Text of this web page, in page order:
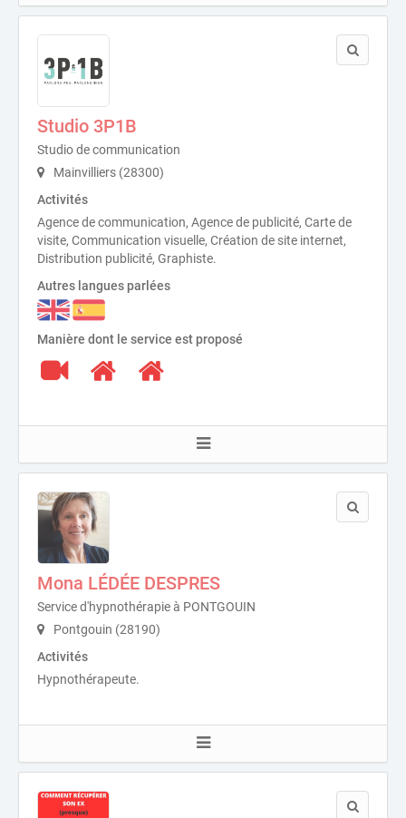
Studio 3P1B
Studio de communication
Mainvilliers (28300)
Activités
Agence de communication, Agence de publicité, Carte de
visite, Communication visuelle, Création de site internet,
Distribution publicité, Graphiste.
Autres langues parlées
Manière dont le service est proposé
Mona LÉDÉE DESPRES
Service d'hypnothérapie à PONTGOUIN
Pontgouin (28190)
Activités
Hypnothérapeute.